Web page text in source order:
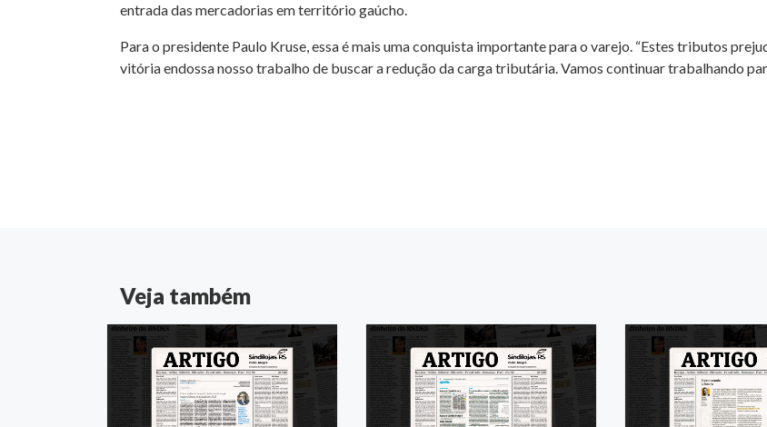
entrada das mercadorias em território gaúcho.
Para o presidente Paulo Kruse, essa é mais uma conquista importante para o varejo. “Estes tributos
vitória endossa nosso trabalho de buscar a redução da carga tributária. Vamos continuar trabalhando
Veja também